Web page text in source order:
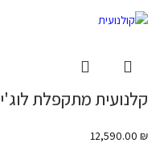
קלנועית מתקפלת לוג'י
12,590.00 ₪